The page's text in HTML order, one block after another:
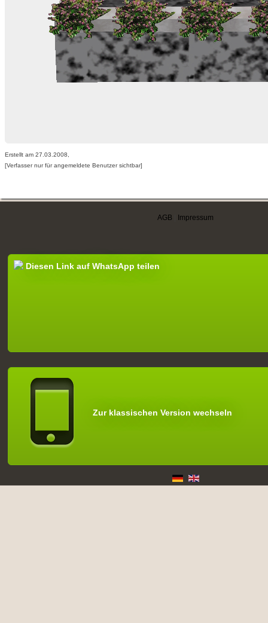
Erstellt am 27.03.2008,
[Verfasser nur für angemeldete Benutzer sichtbar]
AGB Impressum
Diesen Link auf WhatsApp teilen
Zur klassischen Version wechseln